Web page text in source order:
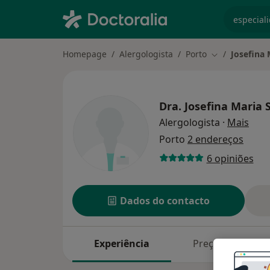
Homepage Alergologista Porto Mudar de
Josefina
Dra. Josefina Maria
Alergologista · Mais
Porto 2 endereços
6 opiniões
Dados do contacto
Experiência Preços